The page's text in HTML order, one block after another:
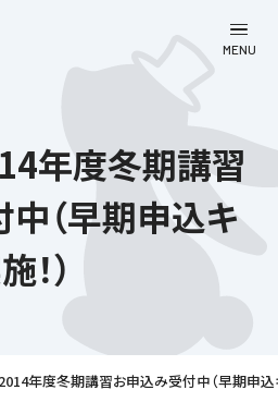
MENU
組み
年度冬期講習
（早期申込キ
）
2014年度冬期講習お申込み受付中（早期申込